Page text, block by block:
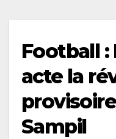
Football
acte la
Sampil